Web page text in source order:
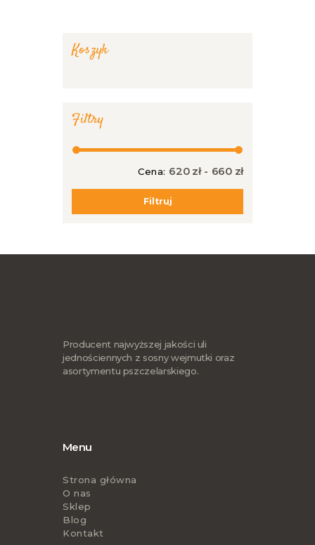
Koszyk
Filtry
Cena
Cena
Filtruj
Cena: 620 zł - 660 zł
Producent najwyższej jakości uli
jednościennych z sosny wejmutki oraz
asortymentu pszczelarskiego.
Menu
Strona główna
O nas
Sklep
Blog
Kontakt